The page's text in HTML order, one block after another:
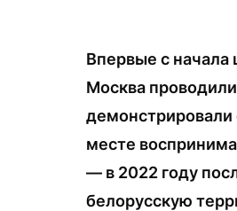
Впервые с начала
Москва
демонстрировали
месте
— в 2022 году
белорусскую